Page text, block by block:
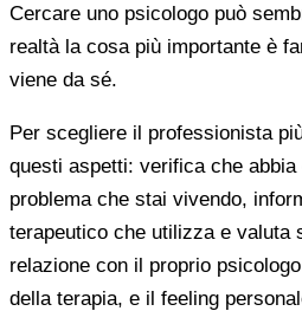
Cercare uno psicologo può
realtà la cosa più importante è
viene da sé.
Per scegliere il professionista
questi aspetti: verifica che
problema che stai vivendo,
terapeutico che utilizza e valuta
relazione con il proprio
della terapia, e il feeling